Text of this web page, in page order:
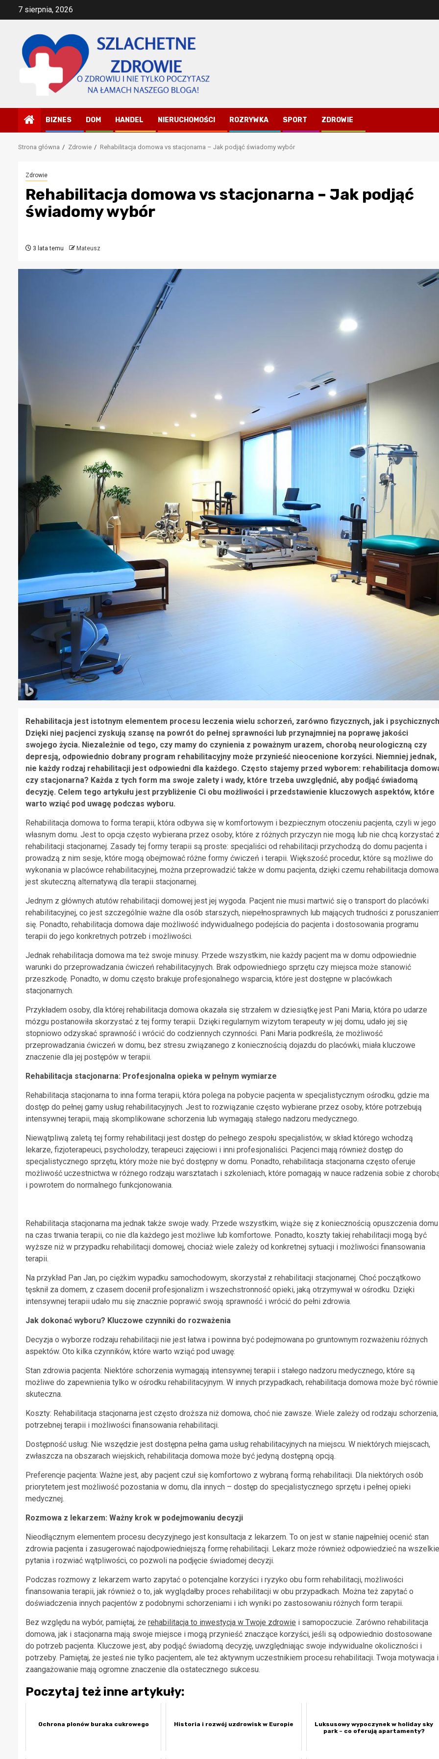
Przejdź7 sierpnia, 2026
BIZNES DOM HANDEL NIERUCHOMOŚCI ROZRYWKA SPORT ZDROWIE
Strona główna Zdrowie Rehabilitacja domowa vs stacjonarna – Jak podjąć świadomy wybór
Zdrowie
Rehabilitacja domowa vs stacjonarna – Jak podjąć
świadomy wybór
3 lata temu Mateusz
Rehabilitacja jest istotnym elementem procesu leczenia wielu schorzeń, zarówno fizycznych, jak i
Dzięki niej pacjenci zyskują szansę na powrót do pełnej sprawności lub przynajmniej na poprawę jakości
swojego życia. Niezależnie od tego, czy mamy do czynienia z poważnym urazem, chorobą neurologiczną czy
depresją, odpowiednio dobrany program rehabilitacyjny może przynieść nieocenione korzyści. Niemniej jednak,
nie każdy rodzaj rehabilitacji jest odpowiedni dla każdego. Często stajemy przed wyborem: rehabilitacja
czy stacjonarna? Każda z tych form ma swoje zalety i wady, które trzeba uwzględnić, aby podjąć świadomą
decyzję. Celem tego artykułu jest przybliżenie Ci obu możliwości i przedstawienie kluczowych aspektów, które
warto wziąć pod uwagę podczas wyboru.
Rehabilitacja domowa to forma terapii, która odbywa się w komfortowym i bezpiecznym otoczeniu pacjenta, czyli w jego
własnym domu. Jest to opcja często wybierana przez osoby, które z różnych przyczyn nie mogą lub nie chcą korzystać
rehabilitacji stacjonarnej. Zasady tej formy terapii są proste: specjaliści od rehabilitacji przychodzą do domu pacjenta i
prowadzą z nim sesje, które mogą obejmować różne formy ćwiczeń i terapii. Większość procedur, które są możliwe do
wykonania w placówce rehabilitacyjnej, można przeprowadzić także w domu pacjenta, dzięki czemu rehabilitacja domowa
jest skuteczną alternatywą dla terapii stacjonarnej.
Jednym z głównych atutów rehabilitacji domowej jest jej wygoda. Pacjent nie musi martwić się o transport do placówki
rehabilitacyjnej, co jest szczególnie ważne dla osób starszych, niepełnosprawnych lub mających trudności z
się. Ponadto, rehabilitacja domowa daje możliwość indywidualnego podejścia do pacjenta i dostosowania programu
terapii do jego konkretnych potrzeb i możliwości.
Jednak rehabilitacja domowa ma też swoje minusy. Przede wszystkim, nie każdy pacjent ma w domu odpowiednie
warunki do przeprowadzania ćwiczeń rehabilitacyjnych. Brak odpowiedniego sprzętu czy miejsca może stanowić
przeszkodę. Ponadto, w domu często brakuje profesjonalnego wsparcia, które jest dostępne w placówkach
stacjonarnych.
Przykładem osoby, dla której rehabilitacja domowa okazała się strzałem w dziesiątkę jest Pani Maria, która po udarze
mózgu postanowiła skorzystać z tej formy terapii. Dzięki regularnym wizytom terapeuty w jej domu, udało jej się
stopniowo odzyskać sprawność i wrócić do codziennych czynności. Pani Maria podkreśla, że możliwość
przeprowadzania ćwiczeń w domu, bez stresu związanego z koniecznością dojazdu do placówki, miała kluczowe
znaczenie dla jej postępów w terapii.
Rehabilitacja stacjonarna: Profesjonalna opieka w pełnym wymiarze
Rehabilitacja stacjonarna to inna forma terapii, która polega na pobycie pacjenta w specjalistycznym ośrodku, gdzie ma
dostęp do pełnej gamy usług rehabilitacyjnych. Jest to rozwiązanie często wybierane przez osoby, które potrzebują
intensywnej terapii, mają skomplikowane schorzenia lub wymagają stałego nadzoru medycznego.
Niewątpliwą zaletą tej formy rehabilitacji jest dostęp do pełnego zespołu specjalistów, w skład którego wchodzą
lekarze, fizjoterapeuci, psycholodzy, terapeuci zajęciowi i inni profesjonaliści. Pacjenci mają również dostęp do
specjalistycznego sprzętu, który może nie być dostępny w domu. Ponadto, rehabilitacja stacjonarna często oferuje
możliwość uczestnictwa w różnego rodzaju warsztatach i szkoleniach, które pomagają w nauce radzenia sobie z
i powrotem do normalnego funkcjonowania.
Rehabilitacja stacjonarna ma jednak także swoje wady. Przede wszystkim, wiąże się z koniecznością opuszczenia domu
na czas trwania terapii, co nie dla każdego jest możliwe lub komfortowe. Ponadto, koszty takiej rehabilitacji mogą być
wyższe niż w przypadku rehabilitacji domowej, chociaż wiele zależy od konkretnej sytuacji i możliwości finansowania
terapii.
Na przykład Pan Jan, po ciężkim wypadku samochodowym, skorzystał z rehabilitacji stacjonarnej. Choć początkowo
tęsknił za domem, z czasem docenił profesjonalizm i wszechstronność opieki, jaką otrzymywał w ośrodku. Dzięki
intensywnej terapii udało mu się znacznie poprawić swoją sprawność i wrócić do pełni zdrowia.
Jak dokonać wyboru? Kluczowe czynniki do rozważenia
Decyzja o wyborze rodzaju rehabilitacji nie jest łatwa i powinna być podejmowana po gruntownym rozważeniu różnych
aspektów. Oto kilka czynników, które warto wziąć pod uwagę:
Stan zdrowia pacjenta: Niektóre schorzenia wymagają intensywnej terapii i stałego nadzoru medycznego, które są
możliwe do zapewnienia tylko w ośrodku rehabilitacyjnym. W innych przypadkach, rehabilitacja domowa może być równie
skuteczna.
Koszty: Rehabilitacja stacjonarna jest często droższa niż domowa, choć nie zawsze. Wiele zależy od rodzaju schorzenia,
potrzebnej terapii i możliwości finansowania rehabilitacji.
Dostępność usług: Nie wszędzie jest dostępna pełna gama usług rehabilitacyjnych na miejscu. W niektórych miejscach,
zwłaszcza na obszarach wiejskich, rehabilitacja domowa może być jedyną dostępną opcją.
Preferencje pacjenta: Ważne jest, aby pacjent czuł się komfortowo z wybraną formą rehabilitacji. Dla niektórych osób
priorytetem jest możliwość pozostania w domu, dla innych – dostęp do specjalistycznego sprzętu i pełnej opieki
medycznej.
Rozmowa z lekarzem: Ważny krok w podejmowaniu decyzji
Nieodłącznym elementem procesu decyzyjnego jest konsultacja z lekarzem. To on jest w stanie najpełniej ocenić stan
zdrowia pacjenta i zasugerować najodpowiedniejszą formę rehabilitacji. Lekarz może również odpowiedzieć na wszelkie
pytania i rozwiać wątpliwości, co pozwoli na podjęcie świadomej decyzji.
Podczas rozmowy z lekarzem warto zapytać o potencjalne korzyści i ryzyko obu form rehabilitacji, możliwości
finansowania terapii, jak również o to, jak wyglądałby proces rehabilitacji w obu przypadkach. Można też zapytać o
doświadczenia innych pacjentów z podobnymi schorzeniami i ich wyniki po zastosowaniu różnych form terapii.
Bez względu na wybór, pamiętaj, że rehabilitacja to inwestycja w Twoje zdrowie i samopoczucie. Zarówno rehabilitacja
domowa, jak i stacjonarna mają swoje miejsce i mogą przynieść znaczące korzyści, jeśli są odpowiednio dostosowane
do potrzeb pacjenta. Kluczowe jest, aby podjąć świadomą decyzję, uwzględniając swoje indywidualne okoliczności i
potrzeby. Pamiętaj, że jesteś nie tylko pacjentem, ale też aktywnym uczestnikiem procesu rehabilitacji. Twoja motywacja i
zaangażowanie mają ogromne znaczenie dla ostatecznego sukcesu.
Poczytaj też inne artykuły:
Ochrona plonów buraka cukrowego Historia i rozwój uzdrowisk w Europie
Luksusowy wypoczynek w holiday sky
park – co oferują apartamenty?